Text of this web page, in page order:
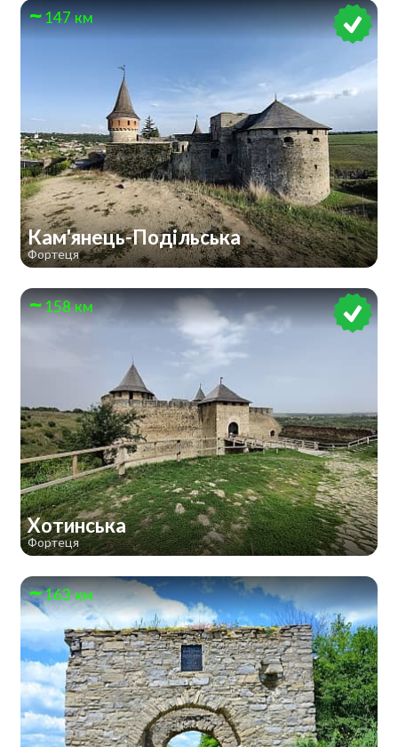
147 км
Кам'янець-Подільська
Фортеця
158 км
Хотинська
Фортеця
163 км